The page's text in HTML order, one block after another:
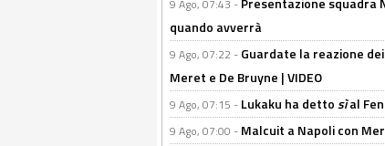
9 Ago, 07:43 -
quando avverrà
9 Ago, 07:22 - Guardate la reazione
Meret e De Bruyne | VIDEO
9 Ago, 07:15 - Lukaku ha dettosìal
9 Ago, 07:00 - Malcuit a Napoli con